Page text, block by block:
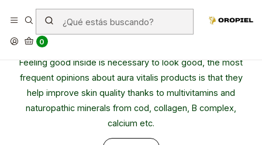
0
Aura vitalis
The best accessories for your beauty and health wellness.
Feeling good inside is necessary to look good, the most
frequent opinions about aura vitalis products is that they
help improve skin quality thanks to multivitamins and
naturopathic minerals from cod, collagen, B complex,
calcium etc.